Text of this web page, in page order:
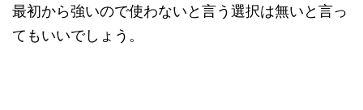
最初から強いので使わないと言う選択は無いと言っ
てもいいでしょう。